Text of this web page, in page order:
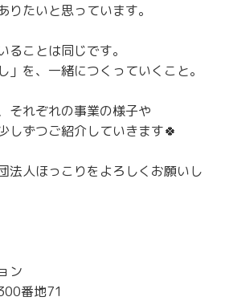
りたいと思っています。
ることは同じです。
」を、一緒につくっていくこと。
それぞれの事業の様子や
しずつご紹介していきます🍀
法人ほっこりをよろしくお願いし
ン
番地71